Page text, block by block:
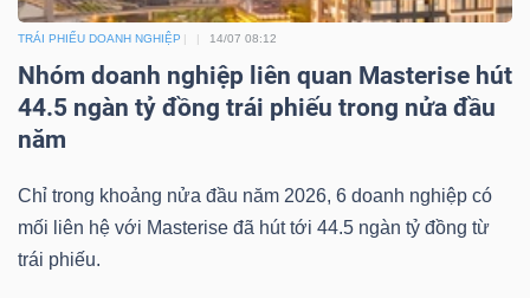
TRÁI PHIẾU DOANH NGHIỆP 14/07 08:12
Nhóm doanh nghiệp liên quan Masterise hút
44.5 ngàn tỷ đồng trái phiếu trong nửa đầu
năm
Chỉ trong khoảng nửa đầu năm 2026, 6 doanh nghiệp có
mối liên hệ với Masterise đã hút tới 44.5 ngàn tỷ đồng từ
trái phiếu.